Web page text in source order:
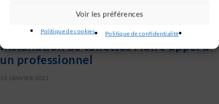
Voir les préférences
Politique de cookies Politique de confidentialité
TOILETTES JAPONAISES
Installation de toilettes : faire appel à
un professionnel
13 JANVIER 2021